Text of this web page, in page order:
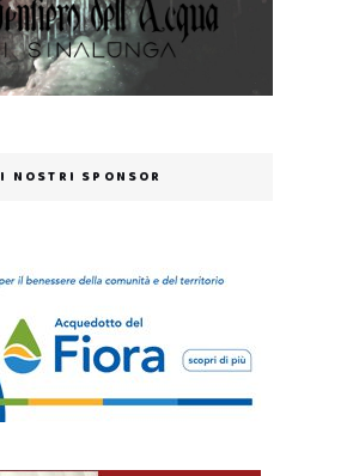
I NOSTRI SPONSOR